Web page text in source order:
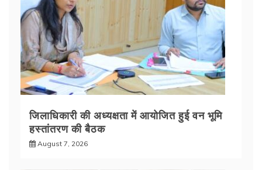
जिलाधिकारी की अध्यक्षता में आयोजित हुई वन भूमि
हस्तांतरण की बैठक
August 7, 2026